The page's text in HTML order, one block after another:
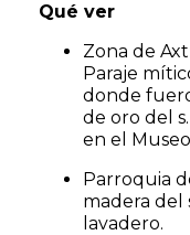
Qué ver
Zona de
Paraje
donde
de oro del
en el
Parroquia
madera del
lavadero.